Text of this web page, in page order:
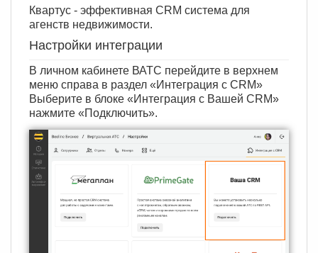
Квартус - эффективная CRM система для
агенств недвижимости.
Настройки интеграции
В личном кабинете ВАТС перейдите в верхнем
меню справа в раздел «Интеграция с CRM»
Выберите в блоке «Интеграция с Вашей CRM»
нажмите «Подключить».